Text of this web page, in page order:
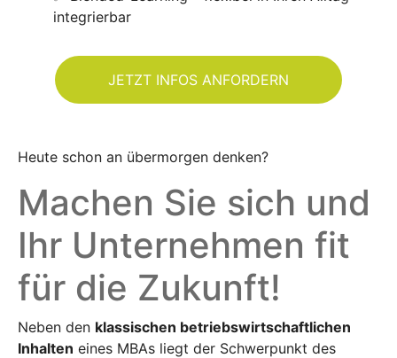
integrierbar
JETZT INFOS ANFORDERN
Heute schon an übermorgen denken?
Machen Sie sich und
Ihr Unternehmen fit
für die Zukunft!
Neben den klassischen betriebswirtschaftlichen
Inhalten eines MBAs liegt der Schwerpunkt des